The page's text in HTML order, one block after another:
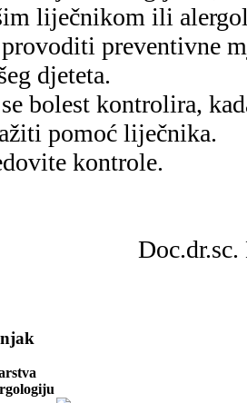
liječnikom ili
preventivne
djeteta.
bolest kontrolira,
pomoć liječnika.
kontrole.